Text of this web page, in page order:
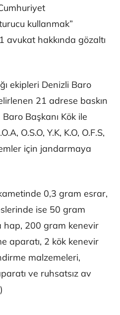
kullanmak”
avukat hakkında gözaltı
ekipleri Denizli Baro
21 adrese baskın
Baro Başkanı Kök ile
O.S.O, Y.K, K.O, O.F.S,
için jandarmaya
0,3 gram esrar,
ise 50 gram
hap, 200 gram kenevir
aparatı, 2 kök kenevir
malzemeleri,
ve ruhsatsız av